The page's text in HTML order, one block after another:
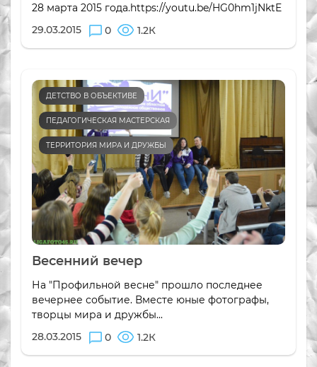
28 марта 2015 года.https://youtu.be/HG0hm1jNktE
29.03.2015
0 1.2К
ДЕТСТВО В ОБЪЕКТИВЕ
ПЕДАГОГИЧЕСКАЯ МАСТЕРСКАЯ
ТЕРРИТОРИЯ МИРА И ДРУЖБЫ
Весенний вечер
На "Профильной весне" прошло последнее
вечернее событие. Вместе юные фотографы,
творцы мира и дружбы...
28.03.2015
0 1.2К